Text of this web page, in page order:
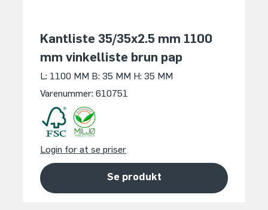
Kantliste 35/35x2.5 mm 1100
mm vinkelliste brun pap
L: 1100 MM B: 35 MM H: 35 MM
Varenummer: 610751
Login for at se priser
Se produkt